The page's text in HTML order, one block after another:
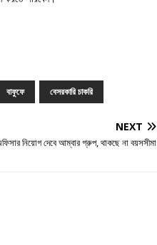
বাফুফে বেসরকারি চাকরি
NEXT
নিয়োগ দেবে আম্বার গ্রুপ, থাকছে না বয়সসীমা